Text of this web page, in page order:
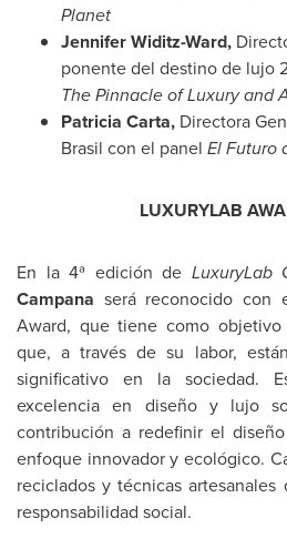
Planet
Jennifer Widitz-Ward,
ponente del destino de lujo
The Pinnacle of Luxury and
Patricia Carta, Directora
Brasil con el panel El Futuro
LUXURYLAB
En la 4ª edición de LuxuryLab
Campana será reconocido con
Award, que tiene como objetivo
que, a través de su labor,
significativo en la sociedad.
excelencia en diseño y lujo
contribución a redefinir el
enfoque innovador y ecológico.
reciclados y técnicas
responsabilidad social.